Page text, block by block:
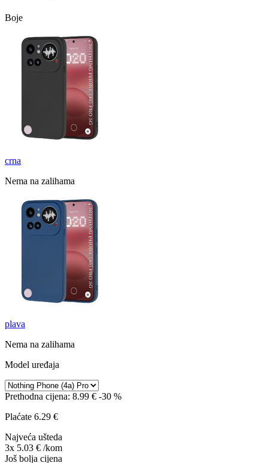
Boje
crna
Nema na zalihama
plava
Nema na zalihama
Model uređaja
Prethodna cijena: 8.99 € -30 %
Plaćate 6.29 €
Najveća ušteda
3x 5.03 € /kom
Još bolja cijena